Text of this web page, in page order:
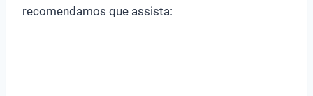
recomendamos que assista: